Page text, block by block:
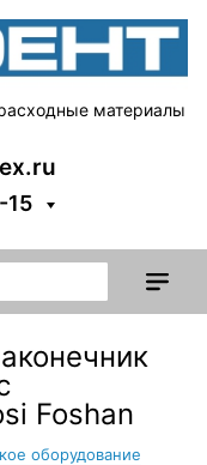
материалы
15
Foshan
оборудование